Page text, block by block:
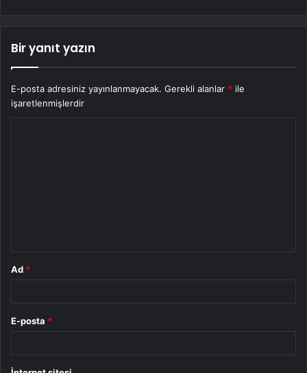
Bir yanıt yazın
E-posta adresiniz yayınlanmayacak. Gerekli alanlar * ile
işaretlenmişlerdir
Ad *
E-posta *